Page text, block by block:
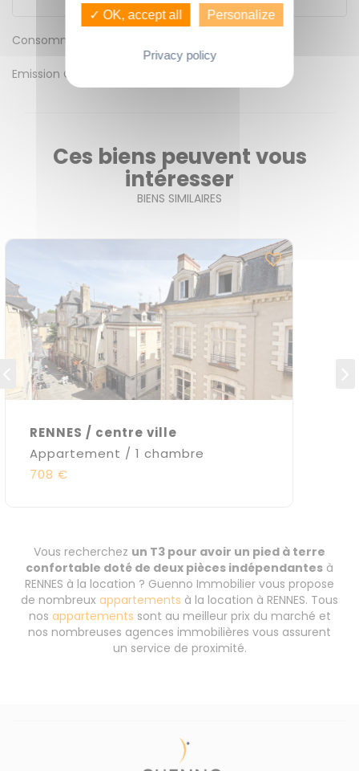
Consommation énergétique
Emission GES
Ces biens peuvent vous
intéresser
BIENS SIMILAIRES
RENNES / centre ville
Appartement / 1 chambre
708 €
Vous recherchez un T3 pour avoir un pied à terre
confortable doté de deux pièces indépendantes à
RENNES à la location ? Guenno Immobilier vous propose
de nombreux appartements à la location à RENNES. Tous
nos appartements sont au meilleur prix du marché et
nos nombreuses agences immobilières vous assurent
un service de proximité.
✓ OK, accept all Personalize
Privacy policy